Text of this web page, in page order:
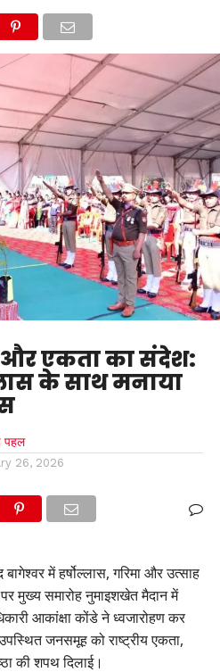
नगर चंपावतचमोलीटिहरी गढ़वाल
रुद्रप्रयाग हरिद्वारदेश दुनिया
और एकता का संदेश:
के साथ मनाया
पहल
26, 2026
में हर्षोल्लास, गरिमा और उत्साह
मुख्य समारोह नुमाइशखेत मैदान में
आकांक्षा कोंडे ने ध्वजारोहण कर
जनसमूह को राष्ट्रीय एकता,
की शपथ दिलाई।